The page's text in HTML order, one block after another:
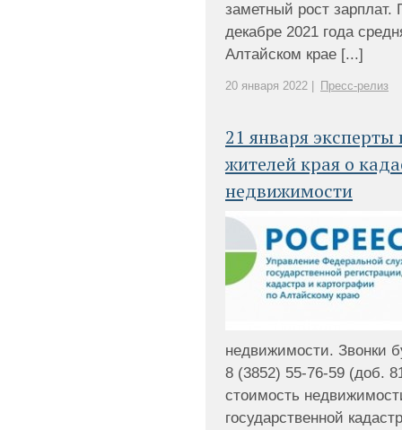
заметный рост
декабре 2021 года
Алтайском крае [...]
20 января 2022 | Пресс-релиз
21 января
жителей края о
недвижимости
недвижимости. Звонки
8 (3852) 55-76-59 (доб.
стоимость
государственной